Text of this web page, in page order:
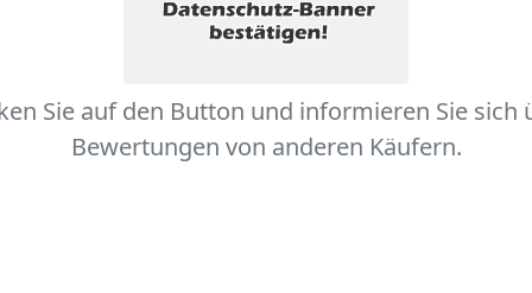
Sie auf den Button und informieren Sie sich
Bewertungen von anderen Käufern.